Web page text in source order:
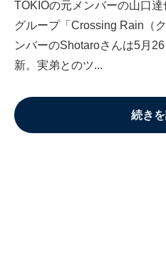
TOKIOの元メンバーの山口
グループ「Crossing Rain（
ンバーのShotaroさんは5月
新。実弟とのツ...
続き